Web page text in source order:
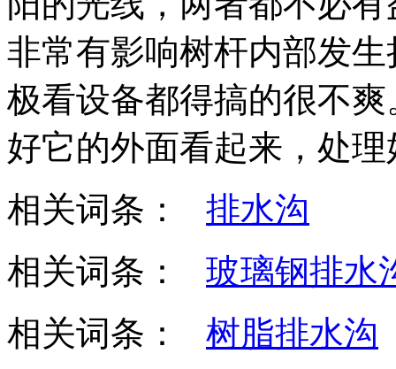
非常有影响树杆内部发
极看设备都得搞的很不
好它的外面看起来，处
相关词条： 排水沟
相关词条： 玻璃钢排水
相关词条： 树脂排水沟